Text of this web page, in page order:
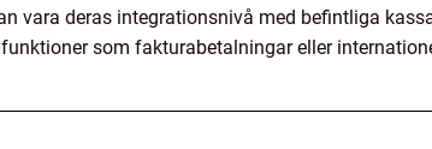
vara deras integrationsnivå med befintliga
som fakturabetalningar eller